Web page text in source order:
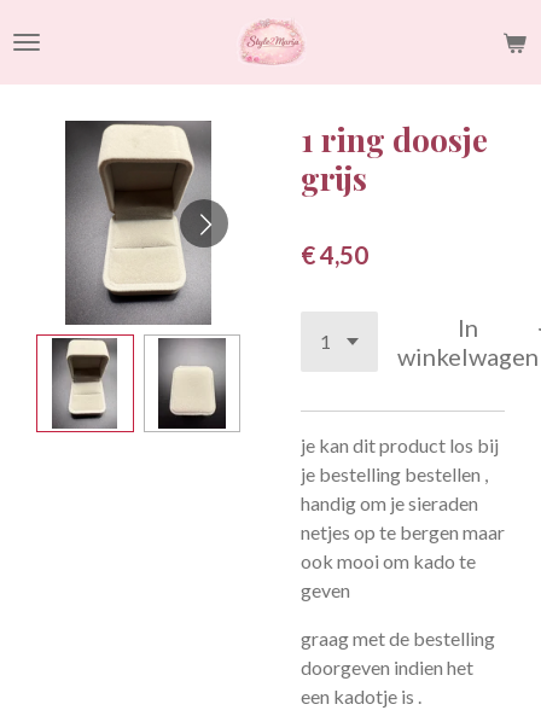
direct
naar
hoofdinhoud
1 ring doosje
grijs
€ 4,50
In
winkelwagen
je kan dit product los bij
je bestelling bestellen ,
handig om je sieraden
netjes op te bergen maar
ook mooi om kado te
geven
graag met de bestelling
doorgeven indien het
een kadotje is .